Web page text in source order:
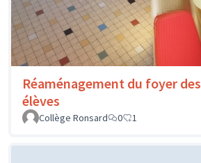
Réaménagement du foyer des
élèves
Collège Ronsard
0 1